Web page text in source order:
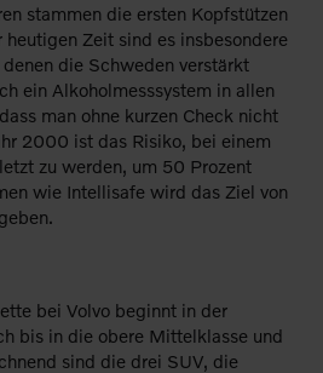
stammen die ersten Kopfstützen
Zeit sind es insbesondere
die Schweden verstärkt
ein Alkoholmesssystem in allen
man ohne kurzen Check nicht
2000 ist das Risiko, bei einem
zu werden, um 50 Prozent
wie Intellisafe wird das Ziel von
bei Volvo beginnt in der
bis in die obere Mittelklasse und
sind die drei SUV, die